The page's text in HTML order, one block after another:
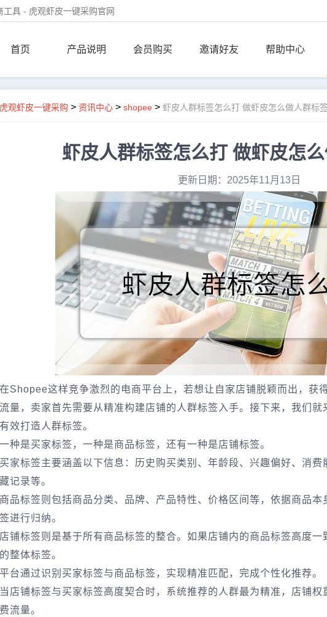
具 - 虎观虾皮一键采购官网
首页 产品说明 会员购买 邀请好友 帮助中心
虎观虾皮一键采购 > 资讯中心 > shopee > 虾皮人群标签怎么打 做虾皮怎么做人群标签
虾皮人群标签怎么打 做虾皮怎
更新日期：2025年11月13日
在Shopee这样竞争激烈的电商平台上，若想让自家店铺脱颖而出，获
流量，卖家首先需要从精准构建店铺的人群标签入手。接下来，我们
有效打造人群标签。
一种是买家标签，一种是商品标签，还有一种是店铺标签。
买家标签主要涵盖以下信息：历史购买类别、年龄段、兴趣偏好、消
藏记录等。
商品标签则包括商品分类、品牌、产品特性、价格区间等，依据商品
签进行归纳。
店铺标签则是基于所有商品标签的整合。如果店铺内的商品标签高度
的整体标签。
平台通过识别买家标签与商品标签，实现精准匹配，完成个性化推荐。
当店铺标签与买家标签高度契合时，系统推荐的人群最为精准，店铺
费流量。